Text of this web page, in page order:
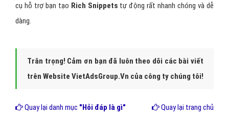
cụ hỗ trợ bạn tạo Rich Snippets tự động rất nhanh chóng và dễ
dàng.
Trân trọng! Cảm ơn bạn đã luôn theo dõi các bài viết
trên Website VietAdsGroup.Vn của công ty chúng tôi!
Quay lại danh mục "Hỏi đáp là gì" Quay lại trang chủ